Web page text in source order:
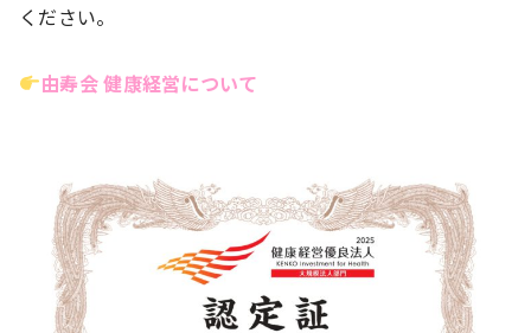
ください。
由寿会 健康経営について